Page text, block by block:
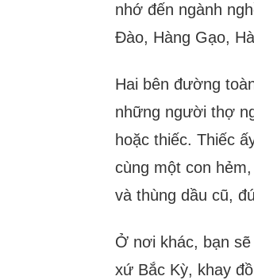
nhớ đến ngành
Đào, Hàng Gạo,
Hai bên đường
những người thợ
hoặc thiếc. Thiếc
cùng một con
và thùng dầu cũ,
Ở nơi khác, bạn
xứ Bắc Kỳ, khay